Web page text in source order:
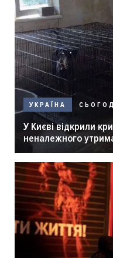
УКРАЇНА
У Києві відкрили
неналежного
розпліднику